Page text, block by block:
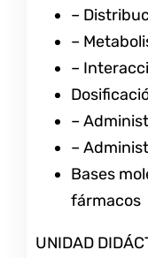
–
–
–
–
–
Bases
fármacos
UNIDAD